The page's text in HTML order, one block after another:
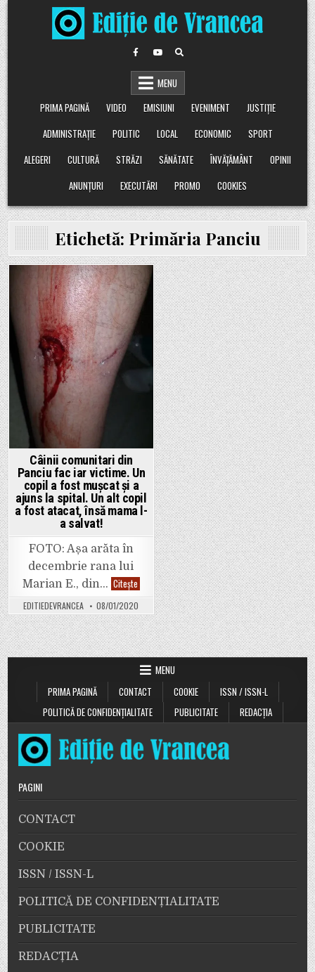
Skip
to
content
MENU
PRIMA PAGINĂ
VIDEO EMISIUNI EVENIMENT
JUSTIȚIE
ADMINISTRAȚIE
POLITIC LOCAL ECONOMIC
SPORT
ALEGERI
CULTURĂ STRĂZI SĂNĂTATE ÎNVĂȚĂMÂNT
OPINII
ANUNȚURI
EXECUTĂRI PROMO COOKIES
Etichetă: Primăria Panciu
Posted
Câinii comunitari din
Panciu fac iar victime. Un
copil a fost mușcat și a
ajuns la spital. Un alt copil
a fost atacat, însă mama l-
a salvat!
FOTO: Așa arăta în
decembrie rana lui
Marian E., din… CiteșteCâinii
comunitari
din
Panciu
fac
iar
victime.
Un
copil
a
fost
și
a
ajuns
la
alt
copil
mama
EDITIEDEVRANCEA 08/01/2020
MENU
PRIMA PAGINĂ
CONTACT COOKIE
ISSN / ISSN-L
POLITICĂ DE CONFIDENȚIALITATE
PUBLICITATE REDACȚIA
PAGINI
CONTACT
COOKIE
ISSN / ISSN-L
POLITICĂ DE CONFIDENȚIALITATE
PUBLICITATE
REDACȚIA